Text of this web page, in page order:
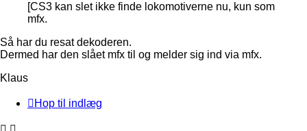
[CS3 kan slet ikke finde lokomotiverne nu, kun som
mfx.
Så har du resat dekoderen.
Dermed har den slået mfx til og melder sig ind via mfx.
Klaus
Hop til indlæg